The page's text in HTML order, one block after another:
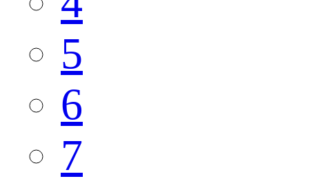
5
6
7